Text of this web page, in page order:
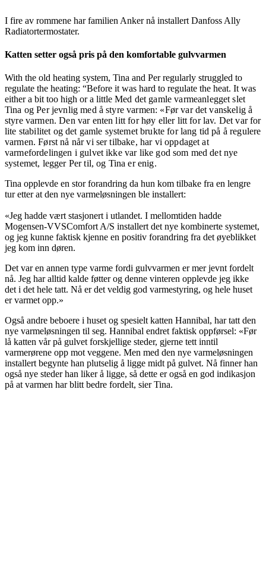
I fire av rommene har familien Anker nå installert Danfoss Ally
Radiatortermostater.
Katten setter også pris på den komfortable gulvvarmen
With the old heating system, Tina and Per regularly struggled to
regulate the heating: “Before it was hard to regulate the heat. It was
either a bit too high or a little Med det gamle varmeanlegget slet
Tina og Per jevnlig med å styre varmen: «Før var det vanskelig å
styre varmen. Den var enten litt for høy eller litt for lav. Det var for
lite stabilitet og det gamle systemet brukte for lang tid på å regulere
varmen. Først nå når vi ser tilbake, har vi oppdaget at
varmefordelingen i gulvet ikke var like god som med det nye
systemet, legger Per til, og Tina er enig.
Tina opplevde en stor forandring da hun kom tilbake fra en lengre
tur etter at den nye varmeløsningen ble installert:
«Jeg hadde vært stasjonert i utlandet. I mellomtiden hadde
Mogensen-VVSComfort A/S installert det nye kombinerte systemet,
og jeg kunne faktisk kjenne en positiv forandring fra det øyeblikket
jeg kom inn døren.
Det var en annen type varme fordi gulvvarmen er mer jevnt fordelt
nå. Jeg har alltid kalde føtter og denne vinteren opplevde jeg ikke
det i det hele tatt. Nå er det veldig god varmestyring, og hele huset
er varmet opp.»
Også andre beboere i huset og spesielt katten Hannibal, har tatt den
nye varmeløsningen til seg. Hannibal endret faktisk oppførsel: «Før
lå katten vår på gulvet forskjellige steder, gjerne tett inntil
varmerørene opp mot veggene. Men med den nye varmeløsningen
installert begynte han plutselig å ligge midt på gulvet. Nå finner han
også nye steder han liker å ligge, så dette er også en god indikasjon
på at varmen har blitt bedre fordelt, sier Tina.